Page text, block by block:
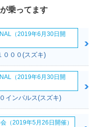
乗ってます
（2019年6月30日開
０００(スズキ)
（2019年6月30日開
インパルス(スズキ)
（2019年5月26日開催）